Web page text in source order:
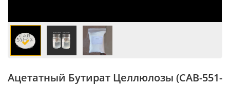
Ацетатный Бутират Целлюлозы (CAB-551-